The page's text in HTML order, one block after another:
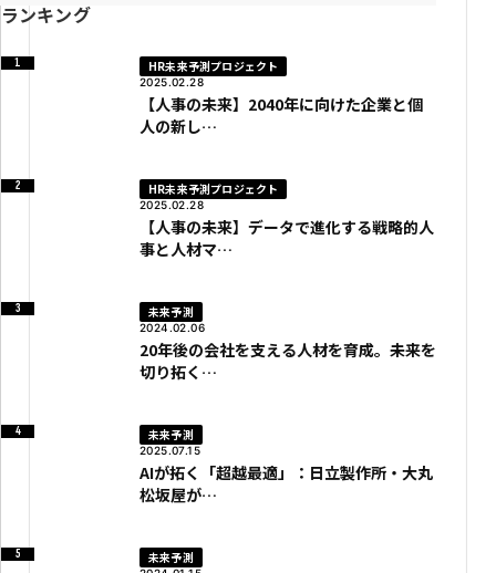
ランキング
HR未来予測プロジェクト
2025.02.28
【人事の未来】2040年に向けた企業と個
人の新し…
HR未来予測プロジェクト
2025.02.28
【人事の未来】データで進化する戦略的人
事と人材マ…
未来予測
2024.02.06
20年後の会社を支える人材を育成。未来を
切り拓く…
未来予測
2025.07.15
AIが拓く「超越最適」：日立製作所・大丸
松坂屋が…
未来予測